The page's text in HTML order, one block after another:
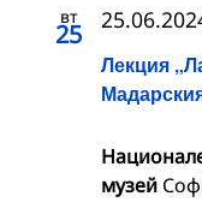
вт
25
Лекция
музей